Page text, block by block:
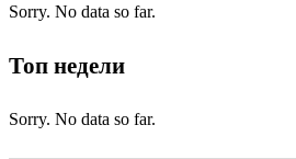
Sorry. No data so far.
Топ недели
Sorry. No data so far.